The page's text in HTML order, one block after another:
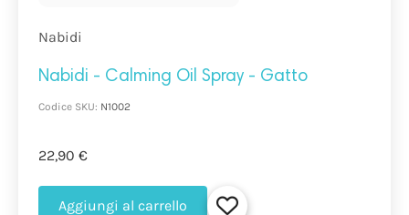
Nabidi
Nabidi - Calming Oil Spray - Gatto
Codice SKU: N1002
22,90 €
Aggiungi al carrello